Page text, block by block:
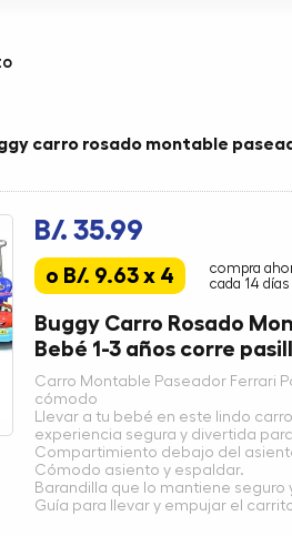
carro rosado montable
B/. 35.99
o B/. 9.63 x 4
compra
cada 14 días
Buggy Carro Rosado
Bebé 1-3 años corre
Carro Montable Paseador Ferrari
cómodo
Llevar a tu bebé en este lindo
experiencia segura y divertida
Compartimiento debajo del
Cómodo asiento y espaldar.
Barandilla que lo mantiene seguro
Guía para llevar y empujar el